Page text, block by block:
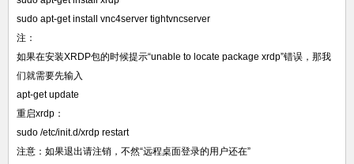
sudo apt-get install vnc4server tightvncserver
注：
如果在安装XRDP包的时候提示“unable to locate package xrdp”错误，那我
们就需要先输入
apt-get update
重启xrdp：
sudo /etc/init.d/xrdp restart
注意：如果退出请注销，不然“远程桌面登录的用户还在”